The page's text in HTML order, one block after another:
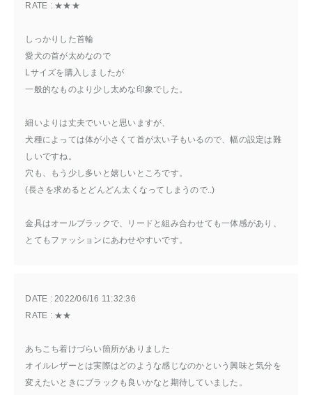
しっかりした首輪
RATE : ★★★
愛犬の首が太めなので
Lサイズを購入しましたが
一般的なものより少し太めな印象でした。
細いよりは丈夫でいいと思いますが、
犬種によっては体が小さくて首が太い子もいるので、幅の設定は難
しいですね。
穴も、もう少し多いと嬉しいところです。
(長さを求めるとどんどん太くなってしまうので..)
金具はオールブラックで、リードと組み合わせても一体感があり、
とてもファッションにあわせやすいです。
あちこち着けづらい箇所がありました
DATE : 2022/06/16 11:32:36
RATE : ★★
オイルレザーとは実際はどのような感じなのかという興味と気分を
変えたいときにブラックも良いかなと期待していました。